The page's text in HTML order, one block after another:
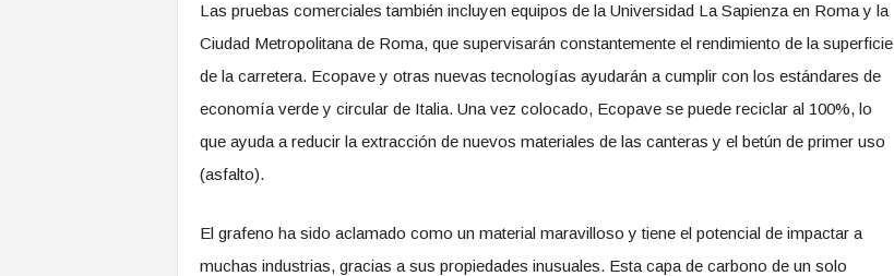
Las pruebas comerciales también incluyen equipos de la Universidad La Sapienza en Roma y la
Ciudad Metropolitana de Roma, que supervisarán constantemente el rendimiento de la superficie
de la carretera. Ecopave y otras nuevas tecnologías ayudarán a cumplir con los estándares de
economía verde y circular de Italia. Una vez colocado, Ecopave se puede reciclar al 100%, lo
que ayuda a reducir la extracción de nuevos materiales de las canteras y el betún de primer uso
(asfalto).
El grafeno ha sido aclamado como un material maravilloso y tiene el potencial de impactar a
muchas industrias, gracias a sus propiedades inusuales. Esta capa de carbono de un solo